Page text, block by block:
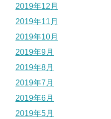
2019年12月
2019年11月
2019年10月
2019年9月
2019年8月
2019年7月
2019年6月
2019年5月